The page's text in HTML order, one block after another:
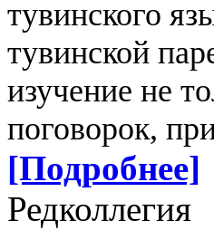
тувинского
тувинской
изучение не
поговорок,
[Подробнее]
Редколлегия